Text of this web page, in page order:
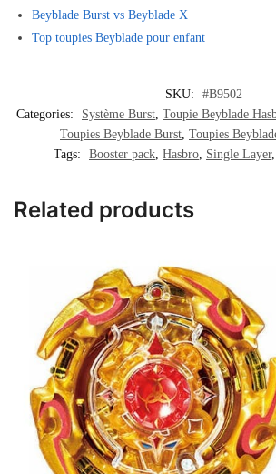
Beyblade Burst vs Beyblade X
Top toupies Beyblade pour enfant
SKU:
#B9502
Categories:
Système Burst Toupie Beyblade
Toupies Beyblade Burst Toupies
Tags:
Booster pack Hasbro Single Layer,
Related products